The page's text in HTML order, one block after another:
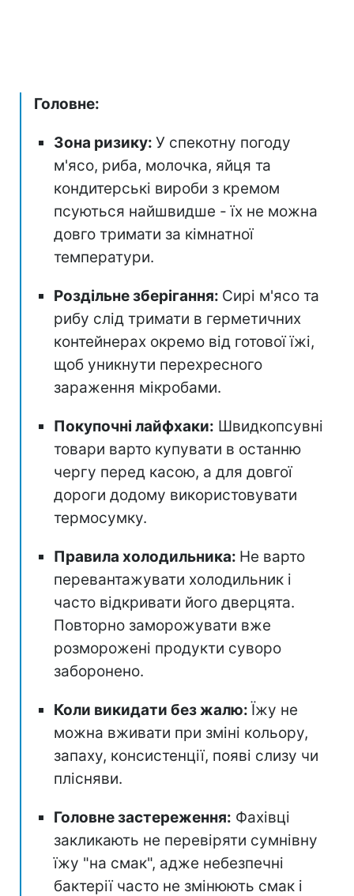
Головне:
Зона ризику: У спекотну погоду
м'ясо, риба, молочка, яйця та
кондитерські вироби з кремом
псуються найшвидше - їх не можна
довго тримати за кімнатної
температури.
Роздільне зберігання: Сирі м'ясо та
рибу слід тримати в герметичних
контейнерах окремо від готової їжі,
щоб уникнути перехресного
зараження мікробами.
Покупочні лайфхаки: Швидкопсувні
товари варто купувати в останню
чергу перед касою, а для довгої
дороги додому використовувати
термосумку.
Правила холодильника: Не варто
перевантажувати холодильник і
часто відкривати його дверцята.
Повторно заморожувати вже
розморожені продукти суворо
заборонено.
Коли викидати без жалю: Їжу не
можна вживати при зміні кольору,
запаху, консистенції, появі слизу чи
плісняви.
Головне застереження: Фахівці
закликають не перевіряти сумнівну
їжу "на смак", адже небезпечні
бактерії часто не змінюють смак і